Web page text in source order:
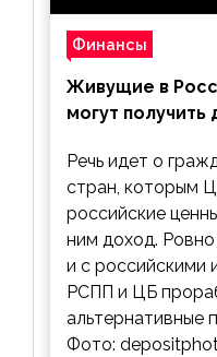
Финансы
Живущие в
могут
Речь идет о
стран, которым
российские
ним доход.
и с российскими
РСПП и ЦБ
альтернативные
Фото: